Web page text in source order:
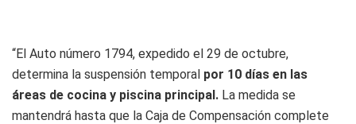
“El Auto número 1794, expedido el 29 de octubre,
determina la suspensión temporal por 10 días en las
áreas de cocina y piscina principal. La medida se
mantendrá hasta que la Caja de Compensación complete